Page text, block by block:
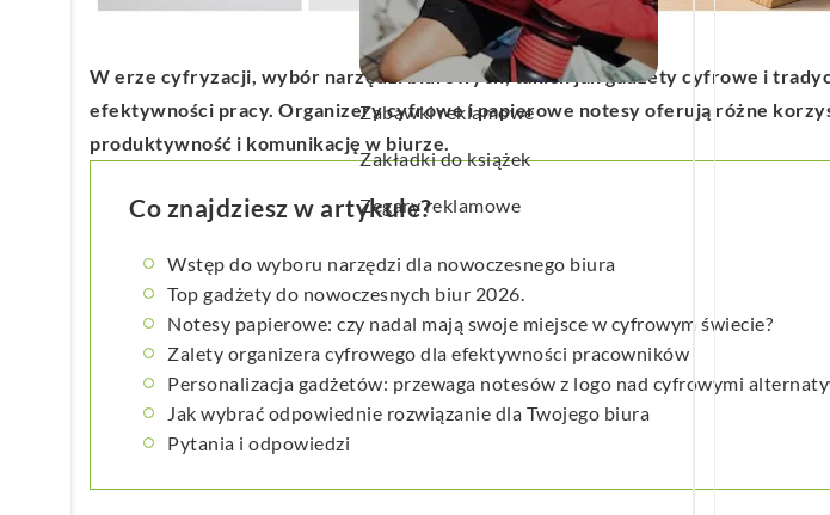
Wachlarze reklamowe
Wagi kuchenne
Zabawki reklamowe
Zakładki do książek
Zegary reklamowe
W erze cyfryzacji, wybór narzędzi biurowych, takich jak gadżety cyfrowe i
efektywności pracy. Organizery cyfrowe i papierowe notesy oferują różne
produktywność i komunikację w biurze.
Co znajdziesz w artykule?
Wstęp do wyboru narzędzi dla nowoczesnego biura
Top gadżety do nowoczesnych biur 2026.
Notesy papierowe: czy nadal mają swoje miejsce w cyfrowym świecie?
Zalety organizera cyfrowego dla efektywności pracowników
Personalizacja gadżetów: przewaga notesów z logo nad cyfrowymi
Jak wybrać odpowiednie rozwiązanie dla Twojego biura
Pytania i odpowiedzi